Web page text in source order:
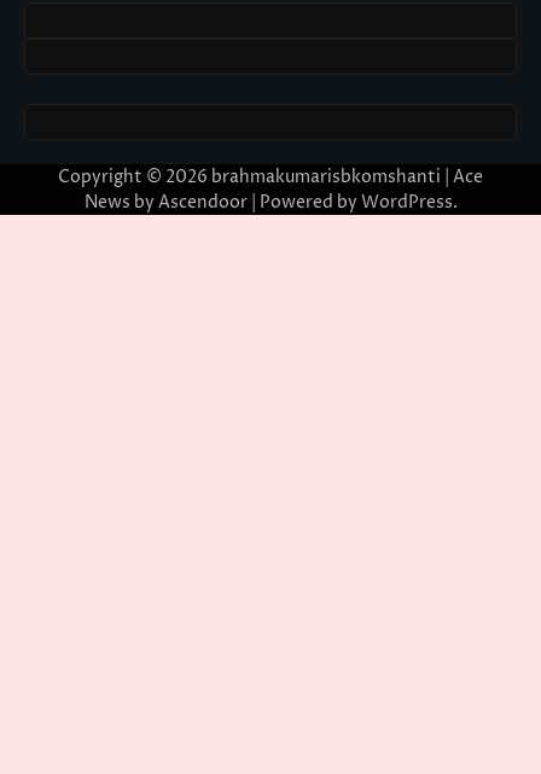
Copyright © 2026 brahmakumarisbkomshanti | Ace
News by Ascendoor| Powered by WordPress.